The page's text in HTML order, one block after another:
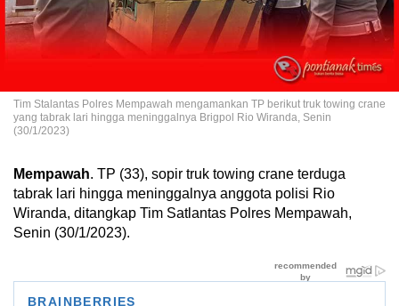
Tim Stalantas Polres Mempawah mengamankan TP berikut truk towing crane
yang tabrak lari hingga meninggalnya Brigpol Rio Wiranda, Senin
(30/1/2023)
Mempawah. TP (33), sopir truk towing crane terduga
tabrak lari hingga meninggalnya anggota polisi Rio
Wiranda, ditangkap Tim Satlantas Polres Mempawah,
Senin (30/1/2023).